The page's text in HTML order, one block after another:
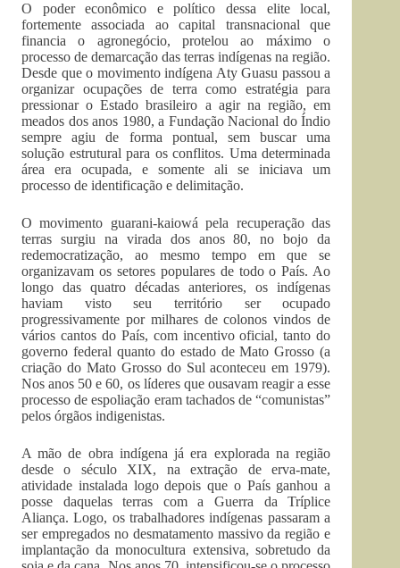
O poder econômico e político dessa elite local,
fortemente associada ao capital transnacional que
financia o agronegócio, protelou ao máximo o
processo de demarcação das terras indígenas na região.
Desde que o movimento indígena Aty Guasu passou a
organizar ocupações de terra como estratégia para
pressionar o Estado brasileiro a agir na região, em
meados dos anos 1980, a Fundação Nacional do Índio
sempre agiu de forma pontual, sem buscar uma
solução estrutural para os conflitos. Uma determinada
área era ocupada, e somente ali se iniciava um
processo de identificação e delimitação.
O movimento guarani-kaiowá pela recuperação das
terras surgiu na virada dos anos 80, no bojo da
redemocratização, ao mesmo tempo em que se
organizavam os setores populares de todo o País. Ao
longo das quatro décadas anteriores, os indígenas
haviam visto seu território ser ocupado
progressivamente por milhares de colonos vindos de
vários cantos do País, com incentivo oficial, tanto do
governo federal quanto do estado de Mato Grosso (a
criação do Mato Grosso do Sul aconteceu em 1979).
Nos anos 50 e 60, os líderes que ousavam reagir a esse
processo de espoliação eram tachados de “comunistas”
pelos órgãos indigenistas.
A mão de obra indígena já era explorada na região
desde o século XIX, na extração de erva-mate,
atividade instalada logo depois que o País ganhou a
posse daquelas terras com a Guerra da Tríplice
Aliança. Logo, os trabalhadores indígenas passaram a
ser empregados no desmatamento massivo da região e
implantação da monocultura extensiva, sobretudo da